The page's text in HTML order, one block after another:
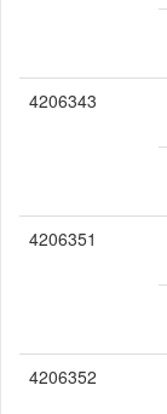
4206343
4206351
4206352